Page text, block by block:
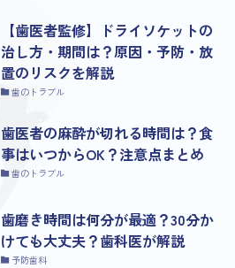
【歯医者監修】ドライソケットの
治し方・期間は？原因・予防・放
置のリスクを解説
歯のトラブル
歯医者の麻酔が切れる時間は？食
事はいつからOK？注意点まとめ
歯のトラブル
歯磨き時間は何分が最適？30分か
けても大丈夫？歯科医が解説
予防歯科